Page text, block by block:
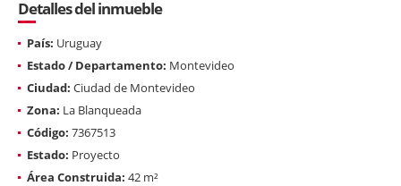
Detalles del inmueble
País: Uruguay
Estado / Departamento: Montevideo
Ciudad: Ciudad de Montevideo
Zona: La Blanqueada
Código: 7367513
Estado: Proyecto
Área Construida: 42 m²